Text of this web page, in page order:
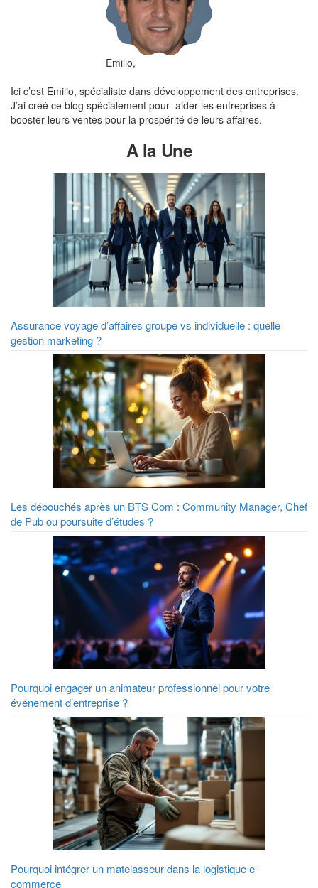
Emilio,
Ici c’est Emilio, spécialiste dans développement des entreprises.
J’ai créé ce blog spécialement pour aider les entreprises à
booster leurs ventes pour la prospérité de leurs affaires.
A la Une
Assurance voyage d’affaires groupe vs individuelle : quelle
gestion marketing ?
Les débouchés après un BTS Com : Community Manager, Chef
de Pub ou poursuite d’études ?
Pourquoi engager un animateur professionnel pour votre
événement d’entreprise ?
Pourquoi intégrer un matelasseur dans la logistique e-
commerce